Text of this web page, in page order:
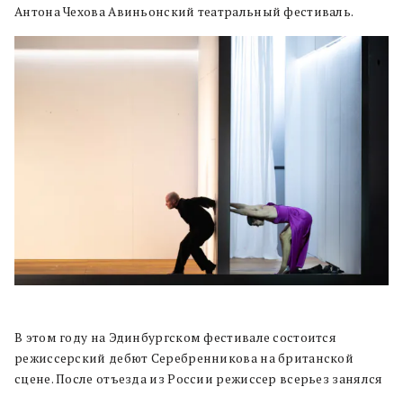
Антона Чехова Авиньонский театральный фестиваль.
В этом году на Эдинбургском фестивале состоится
режиссерский дебют Серебренникова на британской
сцене. После отъезда из России режиссер всерьез занялся